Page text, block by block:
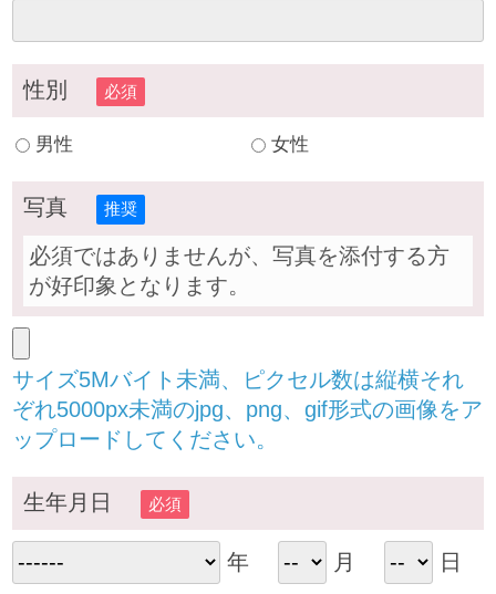
性別 必須
男性 女性
写真 推奨
必須ではありませんが、写真を添付する方
が好印象となります。
サイズ5Mバイト未満、ピクセル数は縦横それ
ぞれ5000px未満のjpg、png、gif形式の画像をア
ップロードしてください。
生年月日 必須
年 月 日